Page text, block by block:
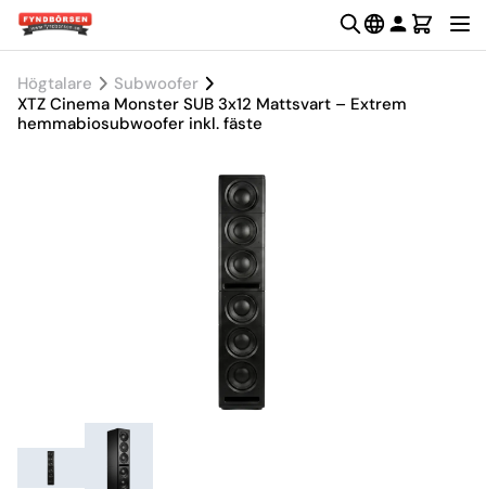
Högtalare
Subwoofer
XTZ Cinema Monster SUB 3x12 Mattsvart – Extrem
hemmabiosubwoofer inkl. fäste